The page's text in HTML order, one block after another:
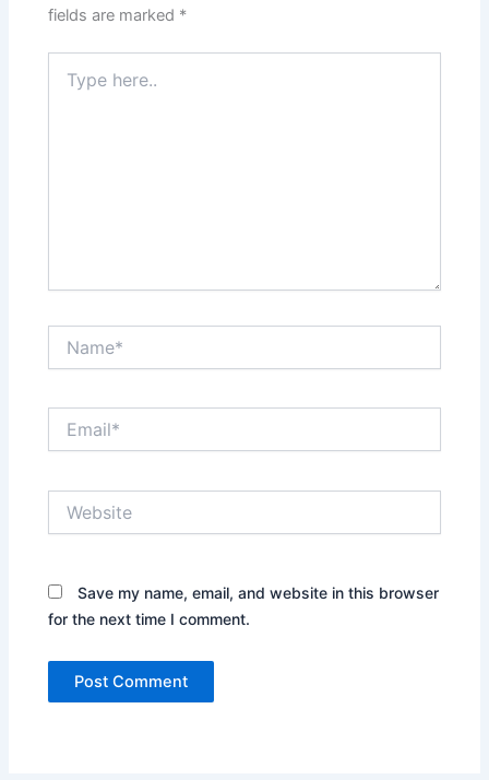
fields are marked *
here..
Save my name, email, and website in this browser
for the next time I comment.